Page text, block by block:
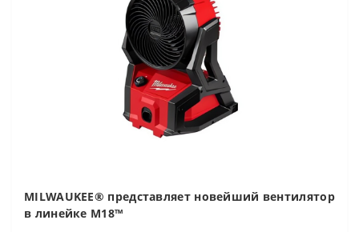
MILWAUKEE® представляет новейший вентилятор
в линейке M18™